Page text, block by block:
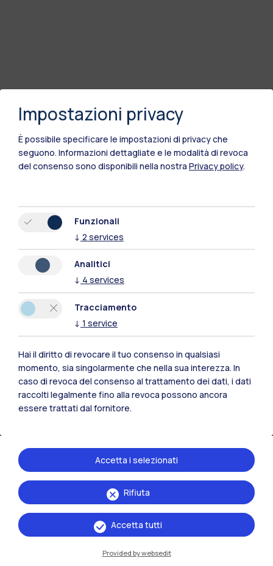
Polimi Community
Tutti i siti dell’ecosistema
IT
Sedi
Milano Leonardo
Impostazioni privacy
È possibile specificare le impostazioni di privacy che
seguono. Informazioni dettagliate e le modalità di revoca
del consenso sono disponibili nella nostra Privacy policy.
Funzionali
↓ 2 services
Analitici
↓ 4 services
Tracciamento
↓ 1 service
Hai il diritto di revocare il tuo consenso in qualsiasi
momento, sia singolarmente che nella sua interezza. In
caso di revoca del consenso al trattamento dei dati, i dati
raccolti legalmente fino alla revoca possono ancora
essere trattati dal fornitore.
Rifiuta
Accetta i selezionati
Accetta tutti
Provided by websedit